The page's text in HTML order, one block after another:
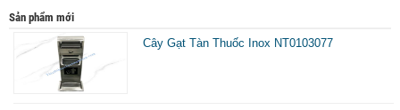
Sản phẩm mới
Cây Gạt Tàn Thuốc Inox NT0103077